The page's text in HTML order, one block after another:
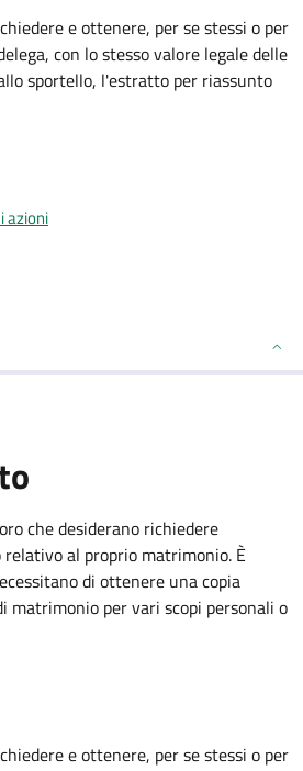
e ottenere, per se stessi o per
con lo stesso valore legale delle
sportello, l'estratto per riassunto
azioni
che desiderano richiedere
al proprio matrimonio. È
di ottenere una copia
matrimonio per vari scopi personali o
e ottenere, per se stessi o per